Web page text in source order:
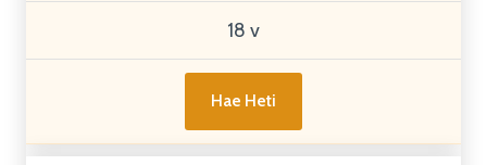
18 v
Hae Heti